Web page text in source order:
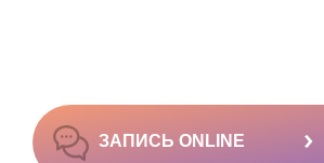
ЗАПИСЬ ONLINE ›